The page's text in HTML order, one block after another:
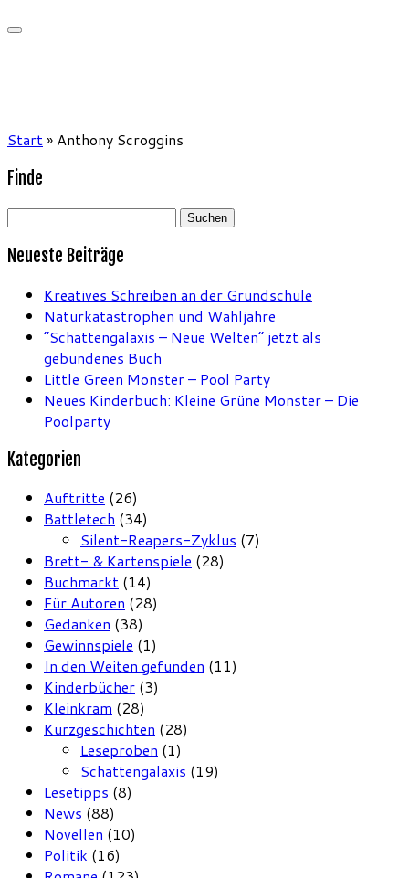
Start» Anthony Scroggins
Finde
Suchen
Neueste Beiträge
Kreatives Schreiben an der Grundschule
Naturkatastrophen und Wahljahre
“Schattengalaxis – Neue Welten” jetzt als
gebundenes Buch
Little Green Monster – Pool Party
Neues Kinderbuch: Kleine Grüne Monster – Die
Poolparty
Kategorien
Auftritte (26)
Battletech (34)
Silent-Reapers-Zyklus (7)
Brett- & Kartenspiele (28)
Buchmarkt (14)
Für Autoren (28)
Gedanken (38)
Gewinnspiele (1)
In den Weiten gefunden (11)
Kinderbücher (3)
Kleinkram (28)
Kurzgeschichten (28)
Leseproben (1)
Schattengalaxis (19)
Lesetipps (8)
News (88)
Novellen (10)
Politik (16)